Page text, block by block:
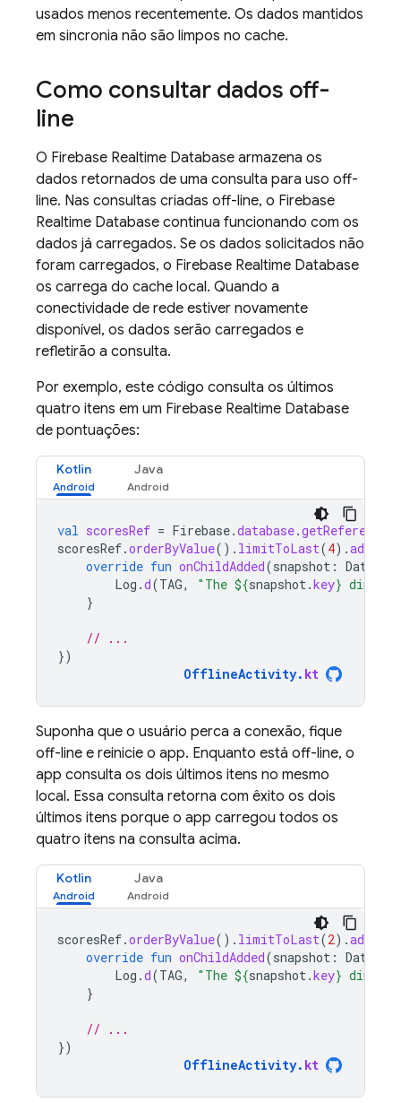
usados menos recentemente. Os dados mantidos
em sincronia não são limpos no cache.
Como consultar dados off-
line
O Firebase Realtime Database armazena os
dados retornados de uma consulta para uso off-
line. Nas consultas criadas off-line, o Firebase
Realtime Database continua funcionando com os
dados já carregados. Se os dados solicitados não
foram carregados, o Firebase Realtime Database
os carrega do cache local. Quando a
conectividade de rede estiver novamente
disponível, os dados serão carregados e
refletirão a consulta.
Por exemplo, este código consulta os últimos
quatro itens em um Firebase Realtime Database
de pontuações:
Kotlin Java
val scoresRef = Firebase.database.getReference
scoresRef.orderByValue(). limitToLast(4).
override fun onChildAdded(snapshot :
Log .d(TAG, "The ${snapshot.key}
}
// ...
})
OfflineActivity. kt
Suponha que o usuário perca a conexão, fique
off-line e reinicie o app. Enquanto está off-line, o
app consulta os dois últimos itens no mesmo
local. Essa consulta retorna com êxito os dois
últimos itens porque o app carregou todos os
quatro itens na consulta acima.
Kotlin Java
scoresRef.orderByValue(). limitToLast(2).
override fun onChildAdded(snapshot :
Log .d(TAG, "The ${snapshot.key}
}
// ...
})
OfflineActivity. kt